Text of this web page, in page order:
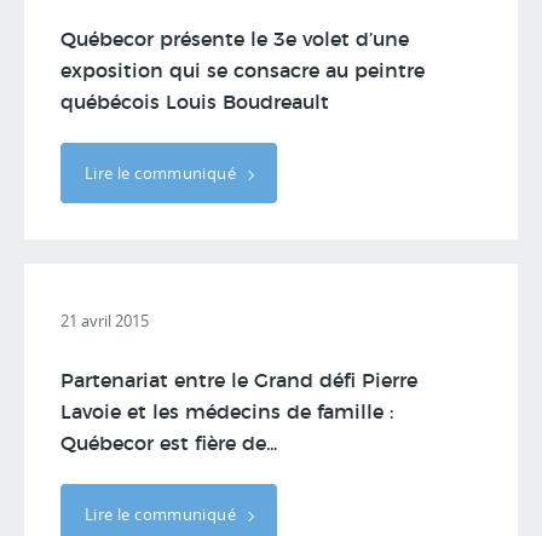
Québecor présente le 3e volet d’une
exposition qui se consacre au peintre
québécois Louis Boudreault
Lire le communiqué
21 avril 2015
Partenariat entre le Grand défi Pierre
Lavoie et les médecins de famille :
Québecor est fière de...
Lire le communiqué